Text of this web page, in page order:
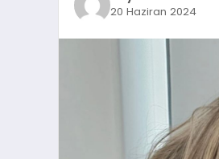
20 Haziran 2024